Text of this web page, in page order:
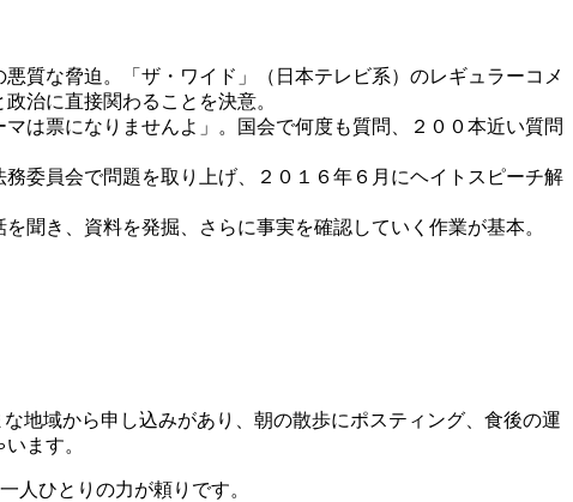
質な脅迫。「ザ・ワイド」（日本テレビ系）のレギュラーコメ
治に直接関わることを決意。
は票になりませんよ」。国会で何度も質問、２００本近い質問
委員会で問題を取り上げ、２０１６年６月にヘイトスピーチ解
聞き、資料を発掘、さらに事実を確認していく作業が基本。
地域から申し込みがあり、朝の散歩にポスティング、食後の運
ます。
人ひとりの力が頼りです。